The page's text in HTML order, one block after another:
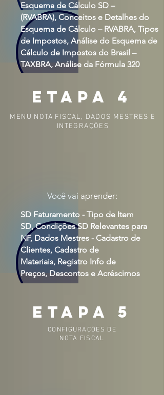
Esquema de Cálculo SD –
(RVABRA), Conceitos e Detalhes do
Esquema de Cálculo – RVABRA, Tipos
de Impostos, Análise do Esquema de
Cálculo de Impostos do Brasil –
TAXBRA, Análise da Fórmula 320
etapa 4
MENU NOTA FISCAL, DADOS MESTRES E
INTEGRAÇÕES
Você vai aprender:
SD Faturamento - Tipo de Item
SD, Condições SD Relevantes para
NF, Dados Mestres - Cadastro de
Clientes, Cadastro de
Materiais, Registro Info de
Preços, Descontos e Acréscimos
ETAPA 5
CONFIGURAÇÕES DE
NOTA FISCAL